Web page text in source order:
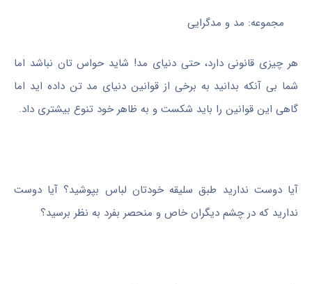
مجموعه: مد و مدگرایی
هر چیزی قانونی دارد، حتی دنیای مد! شاید حواس تان نباشد اما
شما بی آنکه بدانید به برخی از قوانین دنیای مد تن داده اید اما
گاهی این قوانین را باید شکست و به ظاهر خود تنوع بیشتری داد.
آیا دوست ندارید طبق سلیقه خودتان لباس بپوشید؟ آیا دوست
ندارید که در چشم دیگران خاص و منحصر بفرد به نظر برسید؟